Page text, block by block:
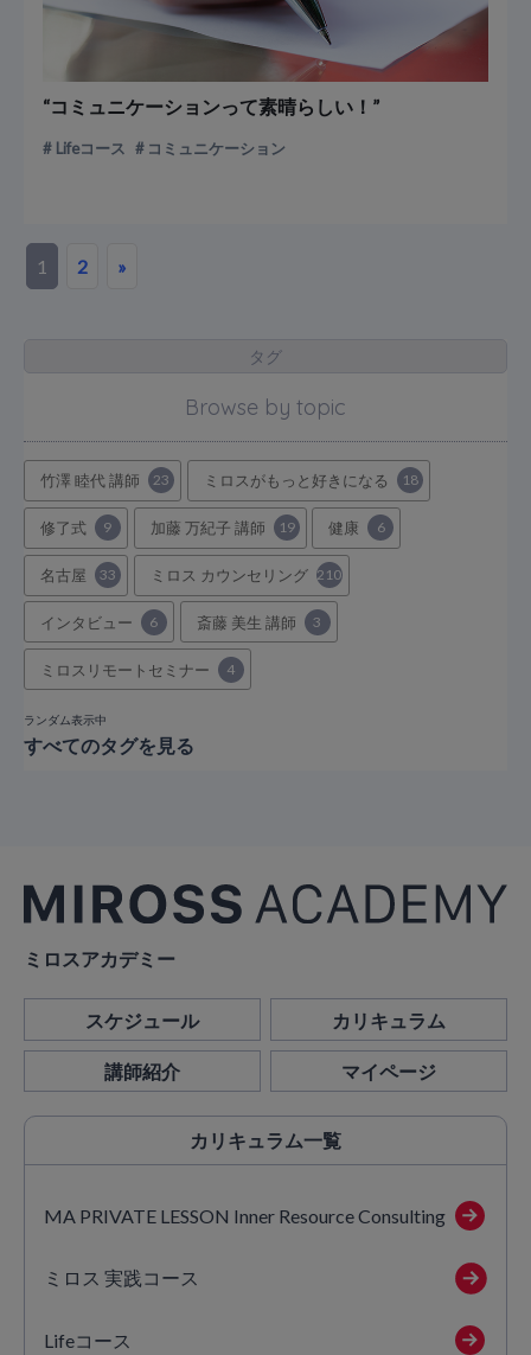
“コミュニケーションって素晴らしい！”
Lifeコース コミュニケーション
1 2 »
タグ
Browse by topic
竹澤 睦代 講師 23 ミロスがもっと好きになる 18
修了式 9 加藤 万紀子 講師 19 健康 6
名古屋 33 ミロス カウンセリング 210
インタビュー 6 斎藤 美生 講師 3
ミロスリモートセミナー 4
ランダム表示中
すべてのタグを見る
ミロスアカデミー
スケジュール カリキュラム
講師紹介 マイページ
カリキュラム一覧
MA PRIVATE LESSON Inner Resource Consulting
ミロス 実践コース
Lifeコース